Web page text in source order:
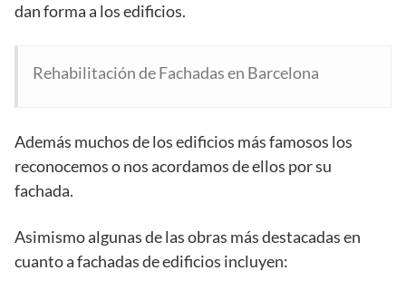
dan forma a los edificios.
Rehabilitación de Fachadas en Barcelona
Además muchos de los edificios más famosos los
reconocemos o nos acordamos de ellos por su
fachada.
Asimismo algunas de las obras más destacadas en
cuanto a fachadas de edificios incluyen: